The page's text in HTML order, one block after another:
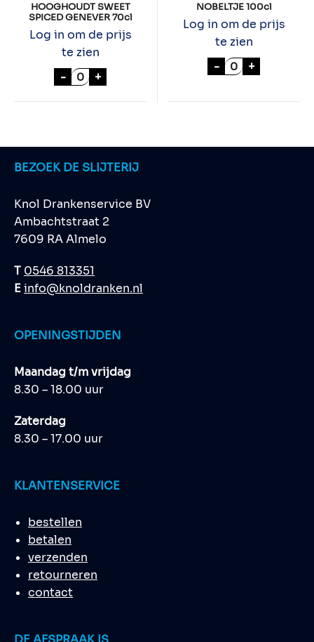
HOOGHOUDT SWEET
SPICED GENEVER 70cl
Log in om de prijs
te zien
- HOOGHOUDT SWEET SPICED GENEVER
+
NOBELTJE 100cl
Log in om de prijs
te zien
- NOBELTJE
+
BEZOEK DE SLIJTERIJ
Knol Drankenservice BV
Ambachtstraat 2
7609 RA Almelo
T 0546 813351
Einfo@knoldranken.nl
OPENINGSTIJDEN
Maandag t/m vrijdag
8.30 – 18.00 uur
Zaterdag
8.30 – 17.00 uur
KLANTENSERVICE
bestellen
betalen
verzenden
retourneren
contact